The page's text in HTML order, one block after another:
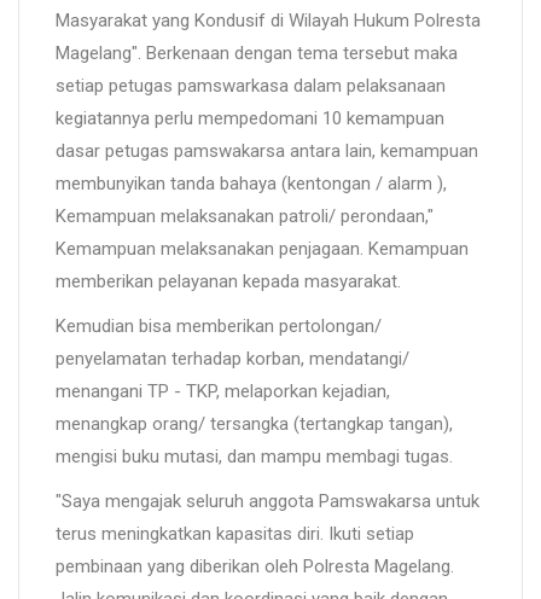
Masyarakat yang Kondusif di Wilayah Hukum Polresta
Magelang". Berkenaan dengan tema tersebut maka
setiap petugas pamswarkasa dalam pelaksanaan
kegiatannya perlu mempedomani 10 kemampuan
dasar petugas pamswakarsa antara lain, kemampuan
membunyikan tanda bahaya (kentongan / alarm ),
Kemampuan melaksanakan patroli/ perondaan,"
Kemampuan melaksanakan penjagaan. Kemampuan
memberikan pelayanan kepada masyarakat.
Kemudian bisa memberikan pertolongan/
penyelamatan terhadap korban, mendatangi/
menangani TP - TKP, melaporkan kejadian,
menangkap orang/ tersangka (tertangkap tangan),
mengisi buku mutasi, dan mampu membagi tugas.
"Saya mengajak seluruh anggota Pamswakarsa untuk
terus meningkatkan kapasitas diri. Ikuti setiap
pembinaan yang diberikan oleh Polresta Magelang.